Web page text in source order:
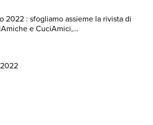
2022 : sfogliamo assieme la rivista di
e CuciAmici,…